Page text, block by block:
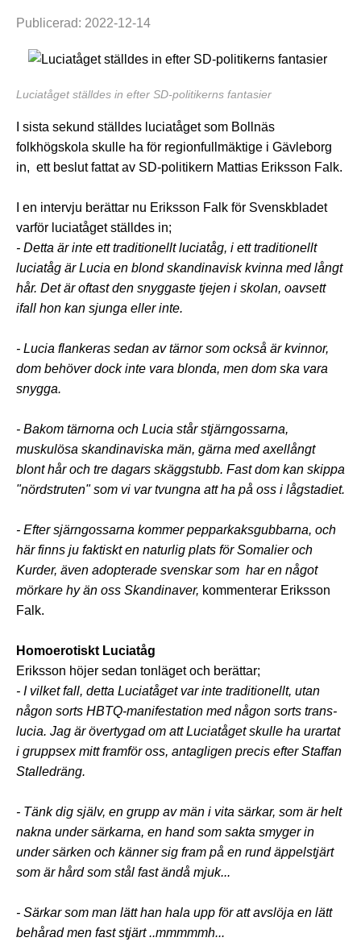
Publicerad: 2022-12-14
Luciatåget ställdes in efter SD-politikerns fantasier
I sista sekund ställdes luciatåget som Bollnäs
folkhögskola skulle ha för regionfullmäktige i Gävleborg
in, ett beslut fattat av SD-politikern Mattias Eriksson Falk.
I en intervju berättar nu Eriksson Falk för Svenskbladet
varför luciatåget ställdes in;
- Detta är inte ett traditionellt luciatåg, i ett traditionellt
luciatåg är Lucia en blond skandinavisk kvinna med långt
hår. Det är oftast den snyggaste tjejen i skolan, oavsett
ifall hon kan sjunga eller inte.
- Lucia flankeras sedan av tärnor som också är kvinnor,
dom behöver dock inte vara blonda, men dom ska vara
snygga.
- Bakom tärnorna och Lucia står stjärngossarna,
muskulösa skandinaviska män, gärna med axellångt
blont hår och tre dagars skäggstubb. Fast dom kan skippa
"nördstruten" som vi var tvungna att ha på oss i lågstadiet.
- Efter sjärngossarna kommer pepparkaksgubbarna, och
här finns ju faktiskt en naturlig plats för Somalier och
Kurder, även adopterade svenskar som har en något
mörkare hy än oss Skandinaver, kommenterar Eriksson
Falk.
Homoerotiskt Luciatåg
Eriksson höjer sedan tonläget och berättar;
- I vilket fall, detta Luciatåget var inte traditionellt, utan
någon sorts HBTQ-manifestation med någon sorts trans-
lucia. Jag är övertygad om att Luciatåget skulle ha urartat
i gruppsex mitt framför oss, antagligen precis efter Staffan
Stalledräng.
- Tänk dig själv, en grupp av män i vita särkar, som är helt
nakna under särkarna, en hand som sakta smyger in
under särken och känner sig fram på en rund äppelstjärt
som är hård som stål fast ändå mjuk...
- Särkar som man lätt han hala upp för att avslöja en lätt
behårad men fast stjärt ..mmmmmh...